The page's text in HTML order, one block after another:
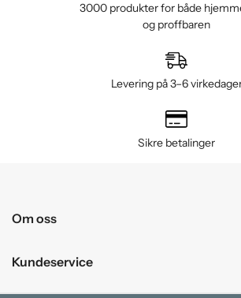
3000 produkter for både
og proffbaren
Levering på 3–6
Sikre betalinger
Om oss
Kundeservice